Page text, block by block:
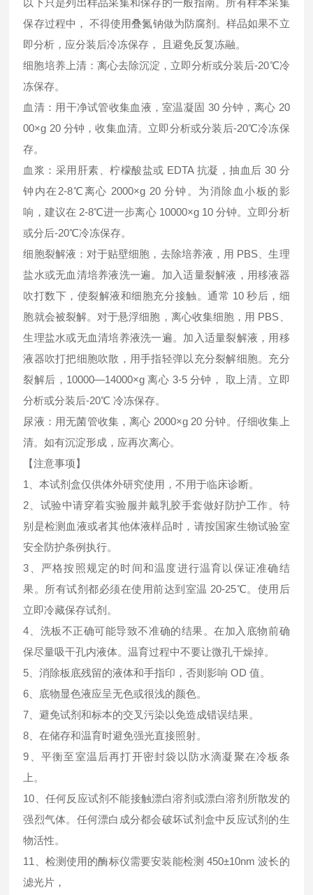
以下只是列出样品采集和保存的一般指南。所有样本采集
保存过程中， 不得使用叠氮钠做为防腐剂。样品如果不立
即分析，应分装后冷冻保存， 且避免反复冻融。
细胞培养上清：离心去除沉淀，立即分析或分装后-20℃冷
冻保存。
血清：用干净试管收集血液，室温凝固 30 分钟，离心 20
00×g 20 分钟，收集血清。立即分析或分装后-20℃冷冻保
存。
血浆：采用肝素、柠檬酸盐或 EDTA 抗凝，抽血后 30 分
钟内在2-8℃离心 2000×g 20 分钟。为消除血小板的影
响，建议在 2-8℃进一步离心 10000×g 10 分钟。立即分析
或分后-20℃冷冻保存。
细胞裂解液：对于贴壁细胞，去除培养液，用 PBS、生理
盐水或无血清培养液洗一遍。加入适量裂解液，用移液器
吹打数下，使裂解液和细胞充分接触。通常 10 秒后，细
胞就会被裂解。对于悬浮细胞，离心收集细胞，用 PBS、
生理盐水或无血清培养液洗一遍。加入适量裂解液，用移
液器吹打把细胞吹散，用手指轻弹以充分裂解细胞。充分
裂解后，10000—14000×g 离心 3-5 分钟， 取上清。立即
分析或分装后-20℃ 冷冻保存。
尿液：用无菌管收集，离心 2000×g 20 分钟。仔细收集上
清。如有沉淀形成，应再次离心。
【注意事项】
1、本试剂盒仅供体外研究使用，不用于临床诊断。
2、试验中请穿着实验服并戴乳胶手套做好防护工作。特
别是检测血液或者其他体液样品时，请按国家生物试验室
安全防护条例执行。
3、严格按照规定的时间和温度进行温育以保证准确结
果。所有试剂都必须在使用前达到室温 20-25℃。使用后
立即冷藏保存试剂。
4、洗板不正确可能导致不准确的结果。在加入底物前确
保尽量吸干孔内液体。温育过程中不要让微孔干燥掉。
5、消除板底残留的液体和手指印，否则影响 OD 值。
6、底物显色液应呈无色或很浅的颜色。
7、避免试剂和标本的交叉污染以免造成错误结果。
8、在储存和温育时避免强光直接照射。
9、平衡至室温后再打开密封袋以防水滴凝聚在冷板条
上。
10、任何反应试剂不能接触漂白溶剂或漂白溶剂所散发的
强烈气体。任何漂白成分都会破坏试剂盒中反应试剂的生
物活性。
11、检测使用的酶标仪需要安装能检测 450±10nm 波长的
滤光片，